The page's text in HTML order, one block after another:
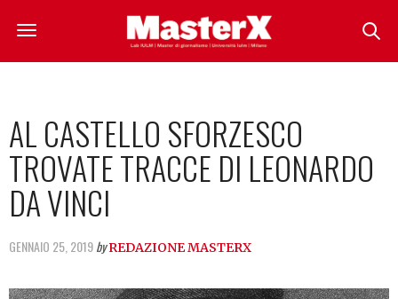
AL CASTELLO SFORZESCO
TROVATE TRACCE DI LEONARDO
DA VINCI
GENNAIO 25, 2019by REDAZIONE MASTERX